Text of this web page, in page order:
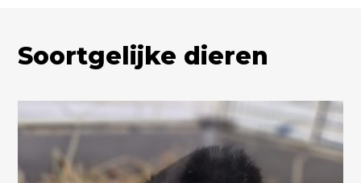
Soortgelijke dieren